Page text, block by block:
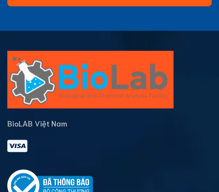
BioLAB Việt Nam